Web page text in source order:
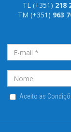
TL (+351) 218
TM (+351) 963
Aceito as